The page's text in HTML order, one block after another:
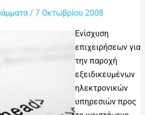
/ 7 Οκτωβρίου 2008
Ενίσχυση
επιχειρήσεων για
την παροχή
εξειδικευμένων
ηλεκτρονικών
υπηρεσιών προς